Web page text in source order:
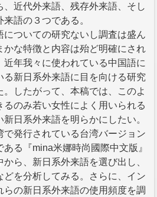
近代外来語、残存外来語、そし
語の３つである。
ついての研究ないし調査は盛ん
かな特徴と内容は殆ど明確にされ
年我々に使われている中国語に
る新日系外来語に目を向ける研究
したがって、本稿では、このよ
るのみ若い女性によく用いられる
日系外来語を明らかにしたい。
発行されている台湾バージョン
る『mina米娜時尚國際中文版』
ら、新日系外来語を選び出し、
を分析してみる。さらに、イン
らの新日系外来語の使用頻度を調